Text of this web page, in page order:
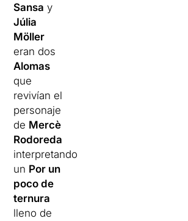
Sansa y
Júlia
Möller
eran dos
Alomas
que
revivían el
personaje
de Mercè
Rodoreda
interpretando
un Por un
poco de
ternura
lleno de